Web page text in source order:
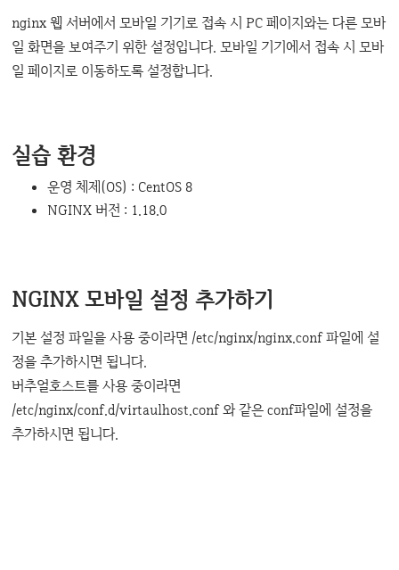
nginx 웹 서버에서 모바일 기기로 접속 시 PC 페이지와는 다른 모바
일 화면을 보여주기 위한 설정입니다. 모바일 기기에서 접속 시 모바
일 페이지로 이동하도록 설정합니다.
실습 환경
운영 체제(OS) : CentOS 8
NGINX 버전 : 1.18.0
NGINX 모바일 설정 추가하기
기본 설정 파일을 사용 중이라면 /etc/nginx/nginx.conf 파일에 설
정을 추가하시면 됩니다.
버추얼호스트를 사용 중이라면
/etc/nginx/conf.d/virtaulhost.conf 와 같은 conf파일에 설정을
추가하시면 됩니다.